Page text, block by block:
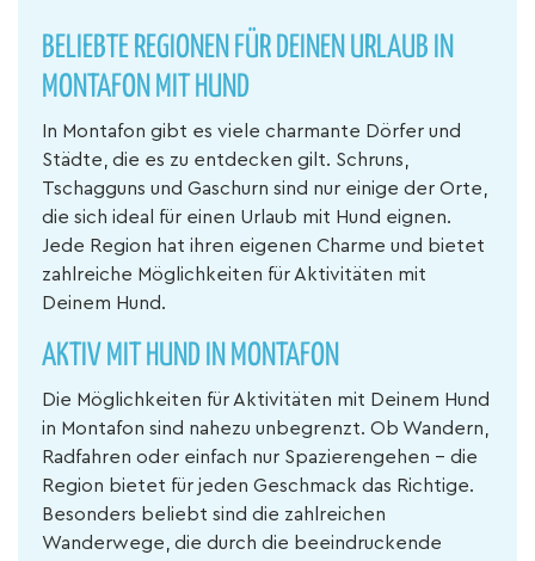
BELIEBTE REGIONEN FÜR DEINEN URLAUB IN
MONTAFON MIT HUND
In Montafon gibt es viele charmante Dörfer und
Städte, die es zu entdecken gilt. Schruns,
Tschagguns und Gaschurn sind nur einige der Orte,
die sich ideal für einen Urlaub mit Hund eignen.
Jede Region hat ihren eigenen Charme und bietet
zahlreiche Möglichkeiten für Aktivitäten mit
Deinem Hund.
AKTIV MIT HUND IN MONTAFON
Die Möglichkeiten für Aktivitäten mit Deinem Hund
in Montafon sind nahezu unbegrenzt. Ob Wandern,
Radfahren oder einfach nur Spazierengehen – die
Region bietet für jeden Geschmack das Richtige.
Besonders beliebt sind die zahlreichen
Wanderwege, die durch die beeindruckende